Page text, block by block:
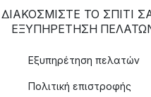
ΔΙΑΚΟΣΜΙΣΤΕ ΤΟ ΣΠΙΤΙ
ΕΞΥΠΗΡΈΤΗΣΗ
Εξυπηρέτηση πελατών
Πολιτική επιστροφής